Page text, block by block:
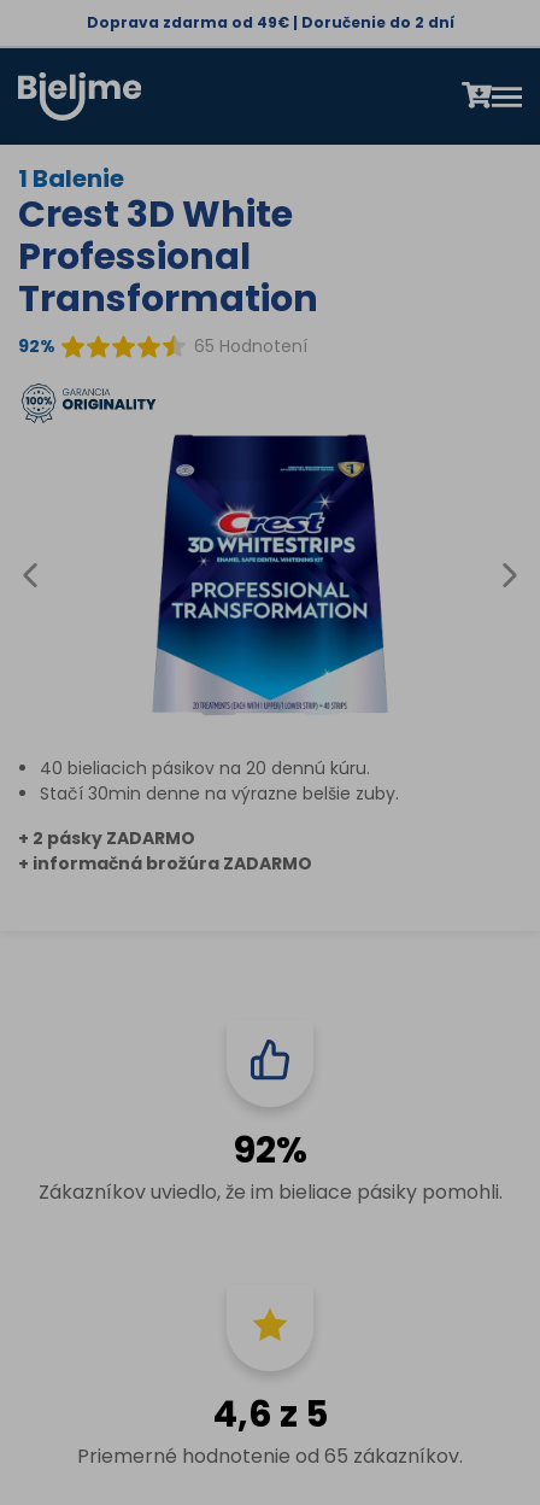
Doprava zdarma od 49€ | Doručenie do 2 dní
1 Balenie
Crest 3D White
Professional
Transformation
92% 65 Hodnotení
40 bieliacich pásikov na 20 dennú kúru.
Stačí 30min denne na výrazne belšie zuby.
+ 2 pásky ZADARMO
+ informačná brožúra ZADARMO
92%
Zákazníkov uviedlo, že im bieliace pásiky pomohli.
4,6 z 5
Priemerné hodnotenie od 65 zákazníkov.